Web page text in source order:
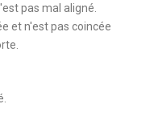
pas mal aligné.
et n'est pas coincée